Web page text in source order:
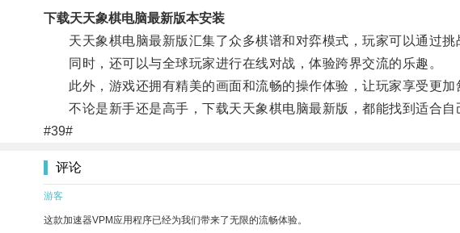
下载天天象棋电脑最新版本安装
天天象棋电脑最新版汇集了众多棋谱和对弈模式，玩家可以通过挑
同时，还可以与全球玩家进行在线对战，体验跨界交流的乐趣。
此外，游戏还拥有精美的画面和流畅的操作体验，让玩家享受更加
不论是新手还是高手，下载天天象棋电脑最新版，都能找到适合自
#39#
评论
游客
这款加速器VPM应用程序已经为我们带来了无限的流畅体验。